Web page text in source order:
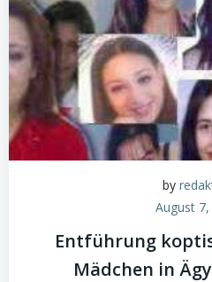
by
August 7,
Entführung
Mädchen in